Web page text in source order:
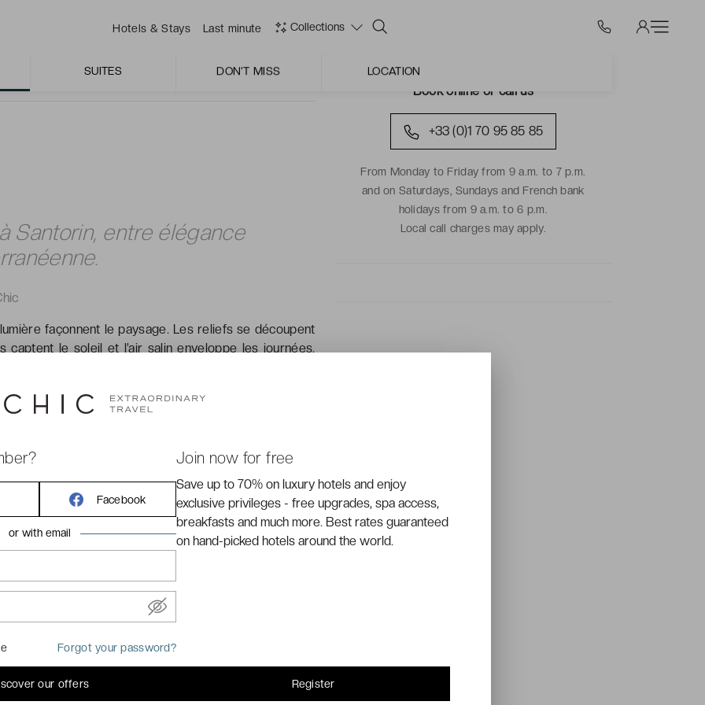
Hotels & Stays Last minute Collections
SUITES DON'T MISS LOCATION
en toute tranquillité.
Santorin, entre élégance
façonnent le paysage. Les reliefs se découpent
captent le soleil et l’air salin enveloppe les journées.
cultive une élégance naturelle, pensée comme une
double
à écran plat, climatisation, machine à café, bouilloire
fort, Wi-Fi
Book online or call us
+33 (0)1 70 95 85 85
From Monday to Friday from 9 a.m. to 7 p.m.
and on Saturdays, Sundays and French bank
holidays from 9 a.m. to 6 p.m.
Local call charges may apply.
Facebook
or with email
Forgot your password?
our offers
Join now for free
Save up to 70% on luxury hotels and enjoy
exclusive privileges - free upgrades, spa access,
breakfasts and much more. Best rates guaranteed
on hand-picked hotels around the world.
Register